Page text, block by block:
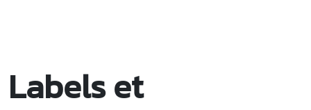
Labels et